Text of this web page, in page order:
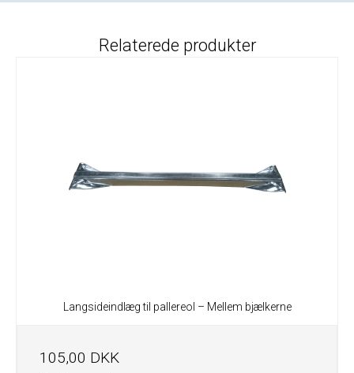
Relaterede produkter
Langsideindlæg til pallereol – Mellem bjælkerne
105,00 DKK